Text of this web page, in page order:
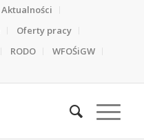
Aktualności
Oferty pracy
RODO
WFOŚiGW